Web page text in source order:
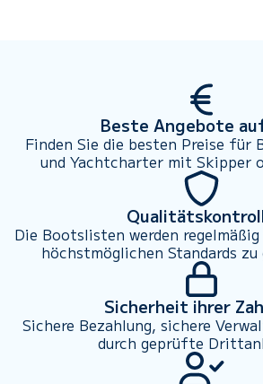
Beste Angebote
Finden Sie die besten Preise für
und Yachtcharter mit Skipper
Die Bootslisten werden
höchstmöglichen Standards
Sicherheit ihrer
Sichere Bezahlung, sichere
durch geprüfte